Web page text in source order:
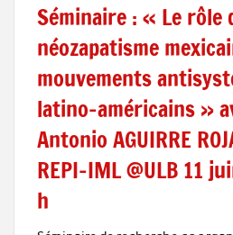
Séminaire : « Le rôle
néozapatisme
mouvements
latino-américains »
Antonio AGUIRRE
REPI-IML @ULB 11
h